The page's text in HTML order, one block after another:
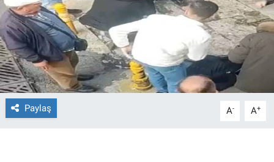
Paylaş A- A+
Ekonomi
Forum
Gerçeğin İzinde
Gün Başlıyor